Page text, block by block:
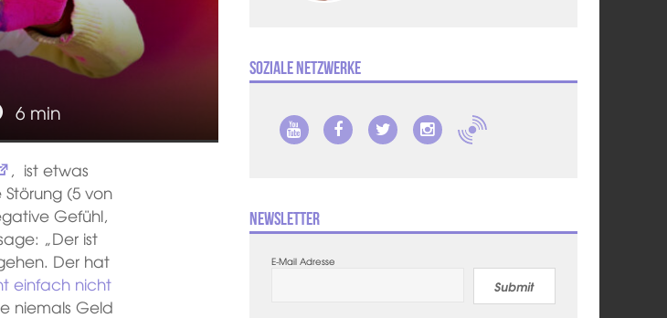
6 min
, ist etwas
(5 von
Gefühl,
„Der ist
Der hat
einfach nicht
niemals Geld
Soziale Netzwerke
Newsletter
E-Mail Adresse
Submit